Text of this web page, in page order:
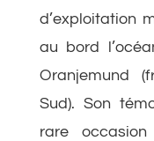
d’exploitation
au bord
Oranjemund
Sud). Son
rare